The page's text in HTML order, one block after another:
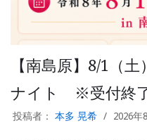
【南島原】8/1（
ナイト ※受付終
投稿者： 本多 晃希 2026年